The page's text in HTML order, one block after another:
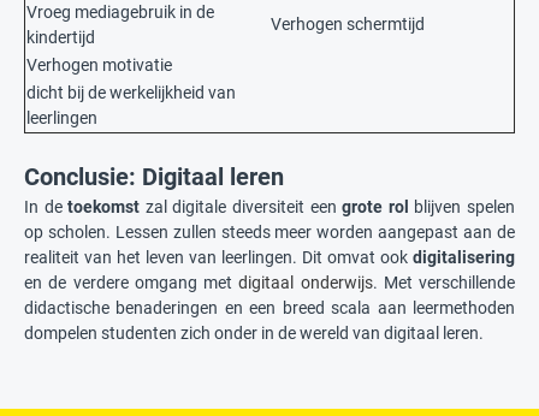
Vroeg mediagebruik in de
kindertijd
Verhogen schermtijd
Verhogen motivatie
dicht bij de werkelijkheid van
leerlingen
Conclusie: Digitaal leren
In detoekomst zal digitale diversiteit eengrote rol
blijven spelen
op scholen. Lessen zullen steeds meer worden aangepast aan de
realiteit van het leven van leerlingen. Dit omvat ook digitalisering
en de verdere omgang metdigitaal onderwijs. Met verschillende
didactische benaderingen en een breed scala aan leermethoden
dompelen studenten zich onder in de wereld van digitaal leren.